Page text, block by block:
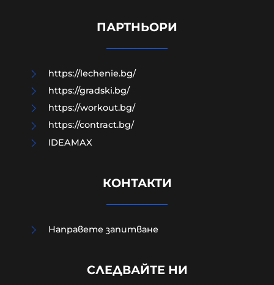
изказване Зеленски в Белград
работи с първи коментар за
ПАРТНЬОРИ
https://lechenie.bg/
https://gradski.bg/
https://workout.bg/
https://contract.bg/
IDEAMAX
КОНТАКТИ
Направете запитване
СЛЕДВАЙТЕ НИ